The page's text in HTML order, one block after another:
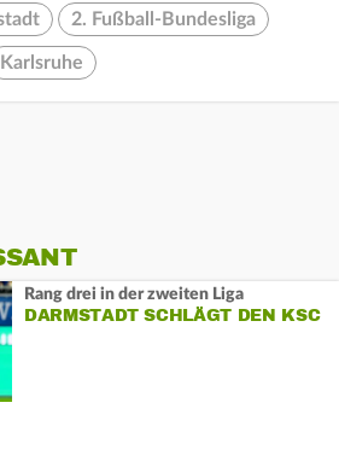
2. Fußball-Bundesliga
Karlsruhe
Rang drei in der zweiten Liga
DARMSTADT SCHLÄGT DEN KSC